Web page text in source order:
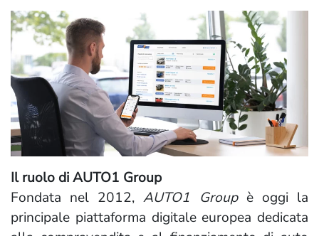
Il ruolo di AUTO1 Group
Fondata nel 2012,AUTO1 Groupè oggi la
principale piattaforma digitale europea dedicata